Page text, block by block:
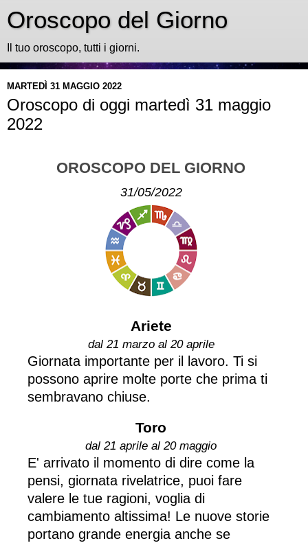
Oroscopo del Giorno
Il tuo oroscopo, tutti i giorni.
MARTEDÌ 31 MAGGIO 2022
Oroscopo di oggi martedì 31 maggio
2022
OROSCOPO DEL GIORNO
31/05/2022
Ariete
dal 21 marzo al 20 aprile
Giornata importante per il lavoro. Ti si
possono aprire molte porte che prima ti
sembravano chiuse.
Toro
dal 21 aprile al 20 maggio
E' arrivato il momento di dire come la
pensi, giornata rivelatrice, puoi fare
valere le tue ragioni, voglia di
cambiamento altissima! Le nuove storie
portano grande energia anche se